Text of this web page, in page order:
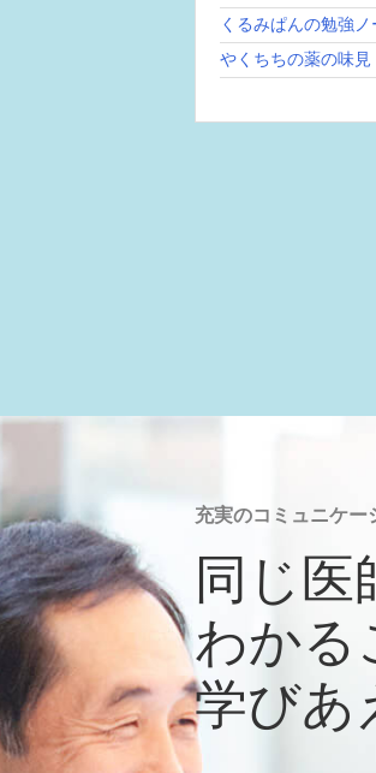
くるみぱんの勉強
やくちちの薬の味
充実のコミュニケー
同じ医
わかる
学びあ